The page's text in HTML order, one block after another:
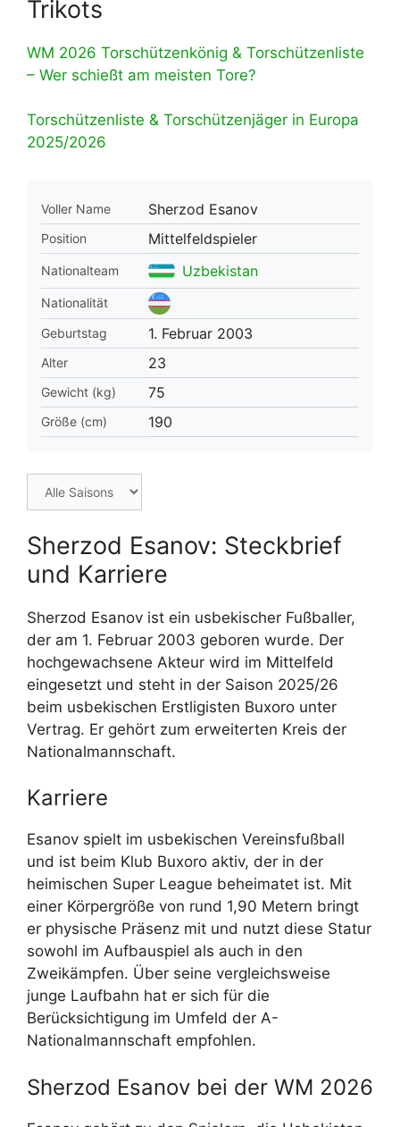
Trikots
WM 2026 Torschützenkönig & Torschützenliste
– Wer schießt am meisten Tore?
Torschützenliste & Torschützenjäger in Europa
2025/2026
Voller Name Sherzod Esanov
Position Mittelfeldspieler
Nationalteam Uzbekistan
Nationalität
Geburtstag
1. Februar 2003
Alter 23
Gewicht (kg) 75
Größe (cm) 190
Sherzod Esanov: Steckbrief
und Karriere
Sherzod Esanov ist ein usbekischer Fußballer,
der am 1. Februar 2003 geboren wurde. Der
hochgewachsene Akteur wird im Mittelfeld
eingesetzt und steht in der Saison 2025/26
beim usbekischen Erstligisten Buxoro unter
Vertrag. Er gehört zum erweiterten Kreis der
Nationalmannschaft.
Karriere
Esanov spielt im usbekischen Vereinsfußball
und ist beim Klub Buxoro aktiv, der in der
heimischen Super League beheimatet ist. Mit
einer Körpergröße von rund 1,90 Metern bringt
er physische Präsenz mit und nutzt diese Statur
sowohl im Aufbauspiel als auch in den
Zweikämpfen. Über seine vergleichsweise
junge Laufbahn hat er sich für die
Berücksichtigung im Umfeld der A-
Nationalmannschaft empfohlen.
Sherzod Esanov bei der WM 2026